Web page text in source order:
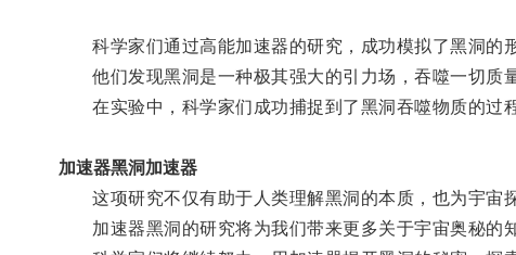
科学家们通过高能加速器的研究，成功模拟了黑洞的形
他们发现黑洞是一种极其强大的引力场，吞噬一切质量
在实验中，科学家们成功捕捉到了黑洞吞噬物质的过
加速器黑洞加速器
这项研究不仅有助于人类理解黑洞的本质，也为宇宙探
加速器黑洞的研究将为我们带来更多关于宇宙奥秘的